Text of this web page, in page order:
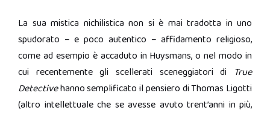
La sua mistica nichilistica non si è mai tradotta in uno
spudorato – e poco autentico – affidamento religioso,
come ad esempio è accaduto in Huysmans, o nel modo in
cui recentemente gli scellerati sceneggiatori di True
Detectivehanno semplificato il pensiero di Thomas Ligotti
(altro intellettuale che se avesse avuto trent’anni in più,